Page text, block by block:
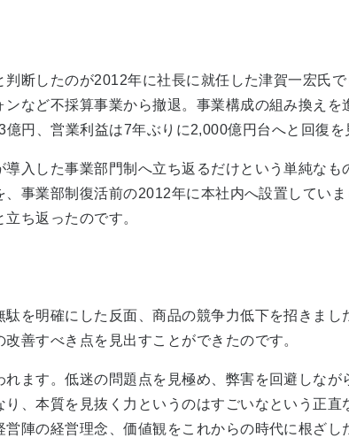
断したのが2012年に社長に就任した津賀一宏氏
など不採算事業から撤退。事業構成の組み換え
円、営業利益は7年ぶりに2,000億円台へと回復を
入した事業部門制へ立ち返るだけという単純なも
事業部制復活前の2012年に本社内へ設置してい
ち返ったのです。
を明確にした反面、商品の競争力低下を招きまし
善すべき点を見出すことができたのです。
ます。低迷の問題点を見極め、弊害を回避しなが
、本質を見抜く力というのはすごいなという正直
陣の経営理念、価値観をこれからの時代に根ざし